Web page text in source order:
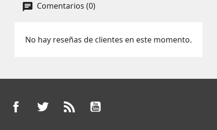
Comentarios (0)
No hay reseñas de clientes en este momento.
FacebookTwitter